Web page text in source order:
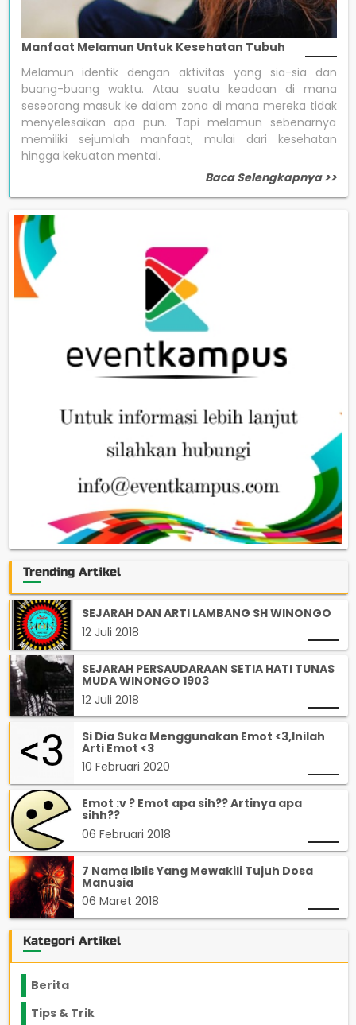
Manfaat Melamun Untuk Kesehatan Tubuh
Melamun identik dengan aktivitas yang sia-sia dan
buang-buang waktu. Atau suatu keadaan di mana
seseorang masuk ke dalam zona di mana mereka tidak
menyelesaikan apa pun. Tapi melamun sebenarnya
memiliki sejumlah manfaat, mulai dari kesehatan
hingga kekuatan mental.
Baca Selengkapnya >>
Trending Artikel
SEJARAH DAN ARTI LAMBANG SH WINONGO
12 Juli 2018
SEJARAH PERSAUDARAAN SETIA HATI TUNAS
MUDA WINONGO 1903
12 Juli 2018
Si Dia Suka Menggunakan Emot <3,Inilah
Arti Emot <3
10 Februari 2020
Emot :v ? Emot apa sih?? Artinya apa
sihh??
06 Februari 2018
7 Nama Iblis Yang Mewakili Tujuh Dosa
Manusia
06 Maret 2018
Kategori Artikel
Berita
Tips & Trik